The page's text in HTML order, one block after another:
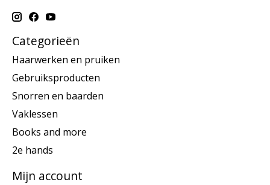
Categorieën
Haarwerken en pruiken
Gebruiksproducten
Snorren en baarden
Vaklessen
Books and more
2e hands
Mijn account